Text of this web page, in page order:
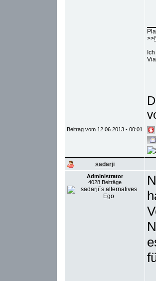
>>
Beitrag vom 12.06.2013 - 00:01
sadarji
Administrator
4028 Beiträge